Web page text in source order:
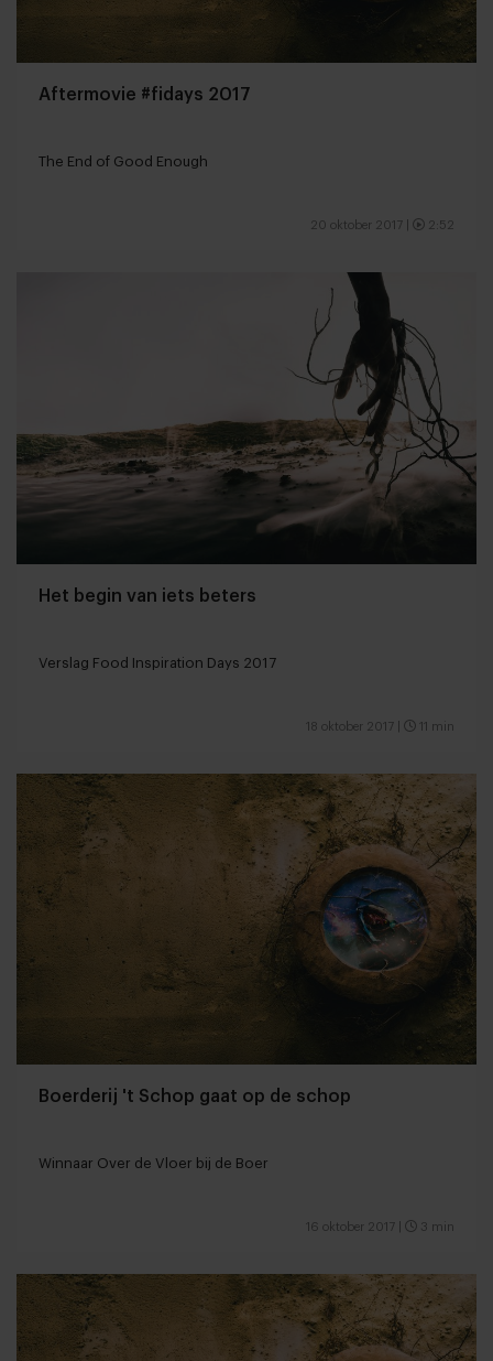
Aftermovie #fidays 2017
The End of Good Enough
20 oktober 2017 2:52
Het begin van iets beters
Verslag Food Inspiration Days 2017
18 oktober 2017 11 min
Boerderij 't Schop gaat op de schop
Winnaar Over de Vloer bij de Boer
16 oktober 2017 3 min